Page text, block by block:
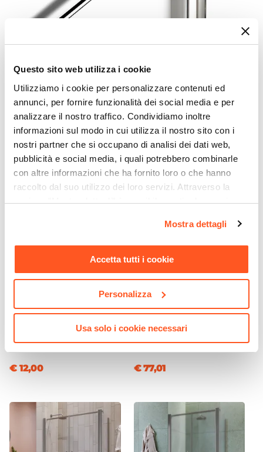
Questo sito web utilizza i cookie
Utilizziamo i cookie per personalizzare contenuti ed
annunci, per fornire funzionalità dei social media e per
analizzare il nostro traffico. Condividiamo inoltre
informazioni sul modo in cui utilizza il nostro sito con i
nostri partner che si occupano di analisi dei dati web,
pubblicità e social media, i quali potrebbero combinarle
con altre informazioni che ha fornito loro o che hanno
raccolto dal suo utilizzo dei loro servizi. Attraverso la
sezione "Mostra dettagli" è possibile gestire le proprie
momento. Per maggiori informazioni si invita a leggere la
nostraCookie Policy.
Mostra dettagli
Accetta tutti i cookie
Personalizza
Usa solo i cookie necessari
Maniglione di sicurezza 37
cm per bagno in acciaio
cromato
€ 23,00
Distributore sapone o gel
igienizzante 350 ml
cromato - Mullet di Gedy
€ 15,10
appoggio per ambienti
pubblici o privati - Gedy
€ 12,00
scanalature 38cm ceramica
ultraslim bianco opaco
€ 77,01